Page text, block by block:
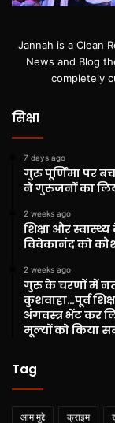
Jannah is a Clean
News and Blog
completely
सिक्षा
7 days ago
गुरु पूर्णिमा पर
ने गुरुजनों का
2 weeks ago
शिक्षा और
विवेकानंद को
2 weeks ago
गुरु के चरणों में
कुशवाहा…पूर्व
अंगवस्त्र भेंट कर
मूल्यों को किया
Tag
आम मुद्दे क्राइम